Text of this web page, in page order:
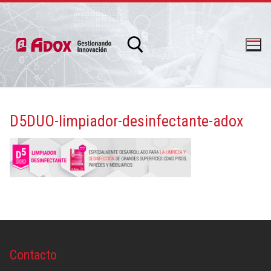
info@adox.com.ar
D5DUO-limpiador-desinfectante-adox
Contacto